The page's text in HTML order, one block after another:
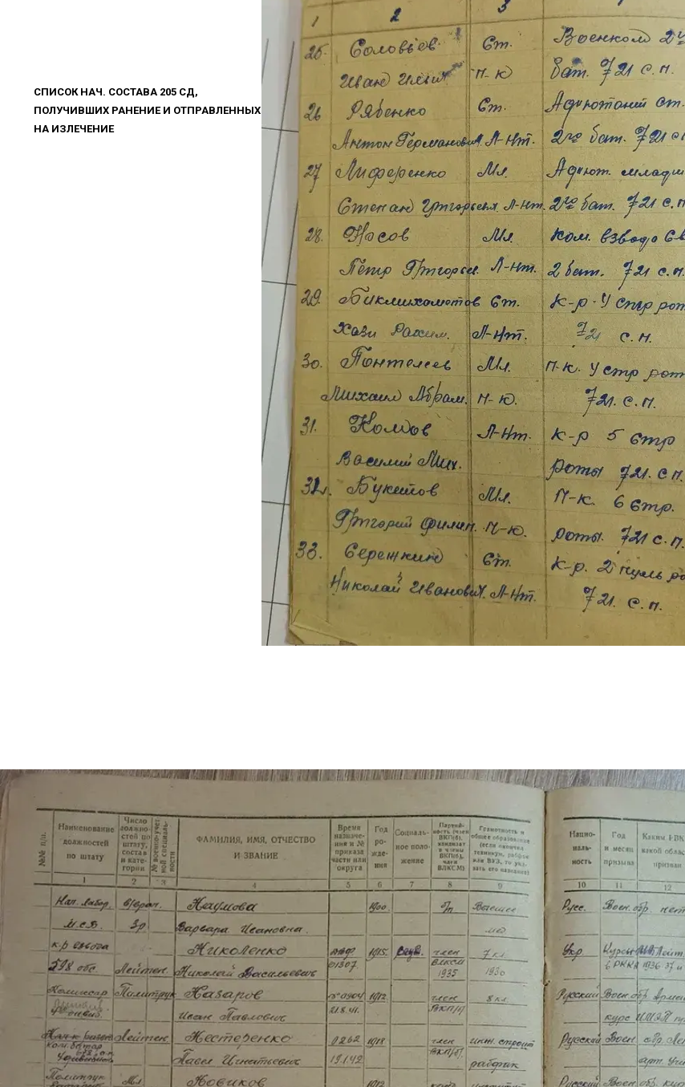
СПИСОК НАЧ. СОСТАВА 205 СД,
ПОЛУЧИВШИХ РАНЕНИЕ И ОТПРАВЛЕННЫХ
НА ИЗЛЕЧЕНИЕ